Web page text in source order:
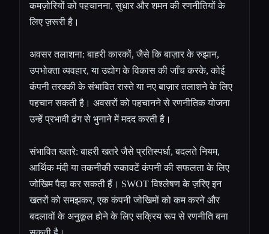
कमज़ोरियों को पहचानना, सुधार और शमन की रणनीतियों के
लिए ज़रूरी है।
अवसर तलाशना: बाहरी कारकों, जैसे कि बाज़ार के रुझान,
उपभोक्ता व्यवहार, या उद्योग के विकास की जाँच करके, कोई
कंपनी तरक्की के संभावित रास्ते या नए बाज़ार तलाशने के लिए
पहचान सकती है। अवसरों को पहचानने से रणनीतिक योजना
उन्हें प्रभावी ढंग से भुनाने में मदद करती है।
संभावित खतरे: बाहरी खतरे जैसे प्रतिस्पर्धा, बदलते नियम,
आर्थिक मंदी या तकनीकी रुकावटें कंपनी की सफलता के लिए
जोखिम पैदा कर सकती हैं। SWOT विश्लेषण के ज़रिए इन
खतरों को समझकर, एक कंपनी जोखिमों को कम करने और
बदलावों के अनुकूल होने के लिए सक्रिय रूप से रणनीति बना